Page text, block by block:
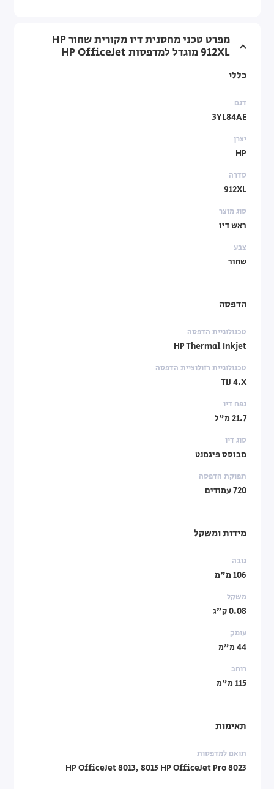
מפרט טכני מחסנית דיו מקורית שחור HP
912XL מוגדל למדפסות HP OfficeJet
כללי
דגם
3YL84AE
יצרן
HP
סדרה
912XL
סוג מוצר
ראש דיו
צבע
שחור
הדפסה
טכנולוגיית הדפסה
HP Thermal Inkjet
טכנולוגיית רזולוציית הדפסה
TIJ 4.X
נפח דיו
21.7 מ"ל
סוג דיו
מבוסס פיגמנט
תפוקת הדפסה
720 עמודים
מידות ומשקל
גובה
106 מ"מ
משקל
0.08 ק"ג
עומק
44 מ"מ
רוחב
115 מ"מ
תאימות
תואם למדפסות
HP OfficeJet 8013, 8015 HP OfficeJet Pro 8023